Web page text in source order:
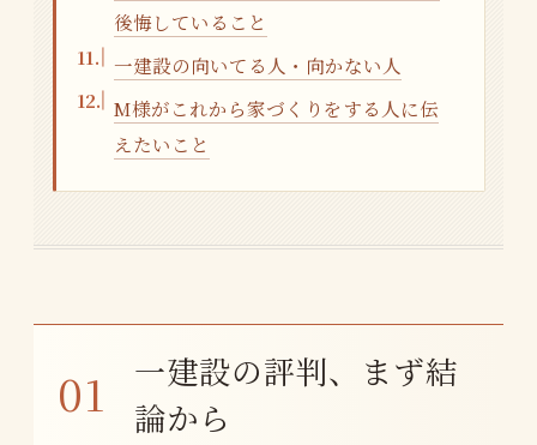
後悔していること
一建設の向いてる人・向かない人
M様がこれから家づくりをする人に伝
えたいこと
一建設の評判、まず結
論から